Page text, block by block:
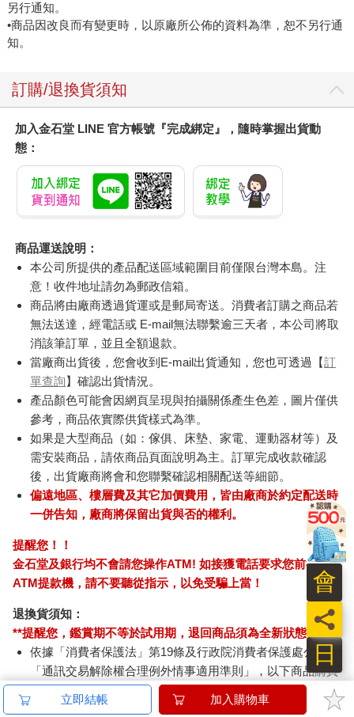
另行通知。
•商品因改良而有變更時，以原廠所公佈的資料為準，恕不另行通
知。
訂購/退換貨須知
加入金石堂 LINE 官方帳號『完成綁定』，隨時掌握出貨動
態：
商品運送說明：
本公司所提供的產品配送區域範圍目前僅限台灣本島。注
意！收件地址請勿為郵政信箱。
商品將由廠商透過貨運或是郵局寄送。消費者訂購之商品若
無法送達，經電話或 E-mail無法聯繫逾三天者，本公司將取
消該筆訂單，並且全額退款。
當廠商出貨後，您會收到E-mail出貨通知，您也可透過【訂
單查詢】確認出貨情況。
產品顏色可能會因網頁呈現與拍攝關係產生色差，圖片僅供
參考，商品依實際供貨樣式為準。
如果是大型商品（如：傢俱、床墊、家電、運動器材等）及
需安裝商品，請依商品頁面說明為主。訂單完成收款確認
後，出貨廠商將會和您聯繫確認相關配送等細節。
偏遠地區、樓層費及其它加價費用，皆由廠商於約定配送時
一併告知，廠商將保留出貨與否的權利。
提醒您！！
金石堂及銀行均不會請您操作ATM! 如接獲電話要求您前往
ATM提款機，請不要聽從指示，以免受騙上當！
退換貨須知：
**提醒您，鑑賞期不等於試用期，退回商品須為全新狀態**
依據「消費者保護法」第19條及行政院消費者保護處公告之
「通訊交易解除權合理例外情事適用準則」，以下商品購買
後，除商品本身有瑕疵外，將不提供7天的猶豫期：
易於腐敗、保存期限較短或解約時即將逾期。（如：生
立即結帳 加入購物車
日
員
會